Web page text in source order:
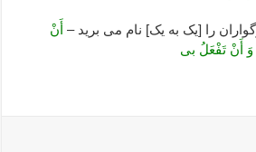
را [یک به یک‏] نام می برید – أَنْ
أَنْ تَفْعَلُ بى